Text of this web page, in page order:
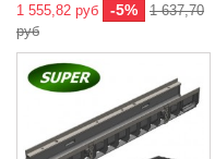
1 555,82 руб -5%
1 637,70
руб